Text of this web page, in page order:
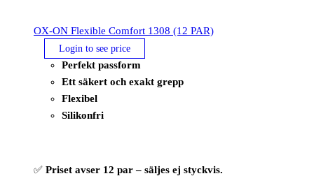
OX-ON Flexible Comfort 1308 (12 PAR)
Login to see price
Perfekt passform
Ett säkert och exakt grepp
Flexibel
Silikonfri
✅ Priset avser 12 par – säljes ej styckvis.